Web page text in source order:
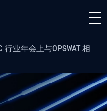
行业年会上与OPSWAT 相